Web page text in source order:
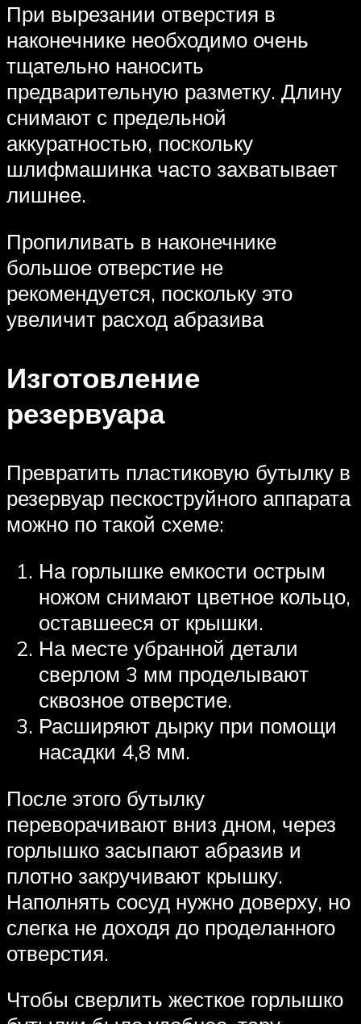
При вырезании отверстия в
наконечнике необходимо очень
тщательно наносить
предварительную разметку. Длину
снимают с предельной
аккуратностью, поскольку
шлифмашинка часто захватывает
лишнее.
Пропиливать в наконечнике
большое отверстие не
рекомендуется, поскольку это
увеличит расход абразива
Изготовление
резервуара
Превратить пластиковую бутылку в
резервуар пескоструйного аппарата
можно по такой схеме:
На горлышке емкости острым
ножом снимают цветное кольцо,
оставшееся от крышки.
На месте убранной детали
сверлом 3 мм проделывают
сквозное отверстие.
Расширяют дырку при помощи
насадки 4,8 мм.
После этого бутылку
переворачивают вниз дном, через
горлышко засыпают абразив и
плотно закручивают крышку.
Наполнять сосуд нужно доверху, но
слегка не доходя до проделанного
отверстия.
Чтобы сверлить жесткое горлышко